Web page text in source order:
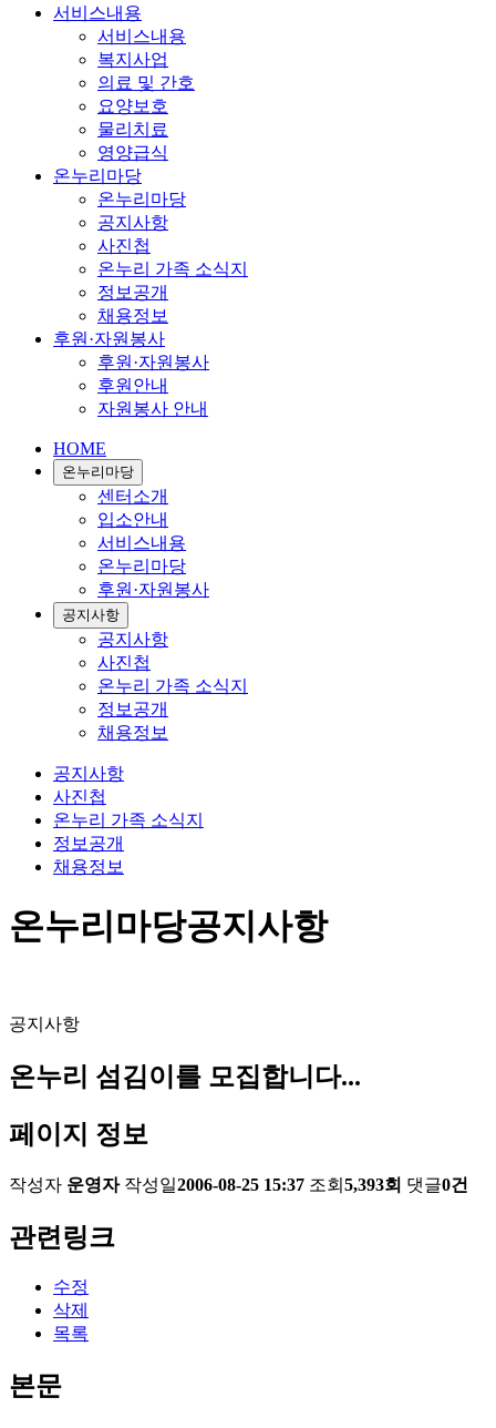
서비스내용
서비스내용
복지사업
의료 및 간호
요양보호
물리치료
영양급식
온누리마당
온누리마당
공지사항
사진첩
온누리 가족 소식지
정보공개
채용정보
후원·자원봉사
후원·자원봉사
후원안내
자원봉사 안내
HOME
온누리마당
센터소개
입소안내
서비스내용
온누리마당
후원·자원봉사
공지사항
공지사항
사진첩
온누리 가족 소식지
정보공개
채용정보
공지사항
사진첩
온누리 가족 소식지
정보공개
채용정보
온누리마당공지사항
공지사항
온누리 섬김이를 모집합니다...
페이지 정보
작성자 운영자 작성일2006-08-25 15:37 조회 5,393회 댓글0건
관련링크
수정
삭제
목록
본문